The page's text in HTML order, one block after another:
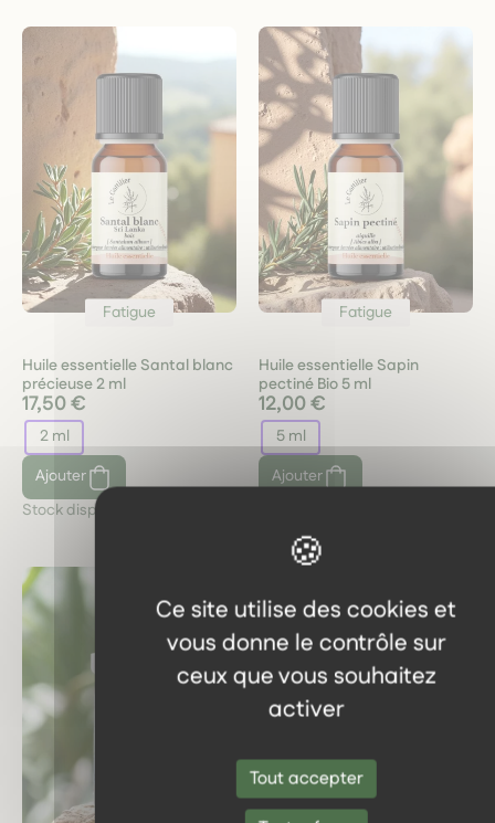
Ce site utilise des cookies et
vous donne le contrôle sur
ceux que vous souhaitez
activer
Tout accepter
Fatigue
Huile essentielle Santal blanc
précieuse 2 ml
17,50 €
2 ml
Ajouter
Stock disponible :
Fatigue
Huile essentielle Sapin
pectiné Bio 5 ml
12,00 €
5 ml
Ajouter